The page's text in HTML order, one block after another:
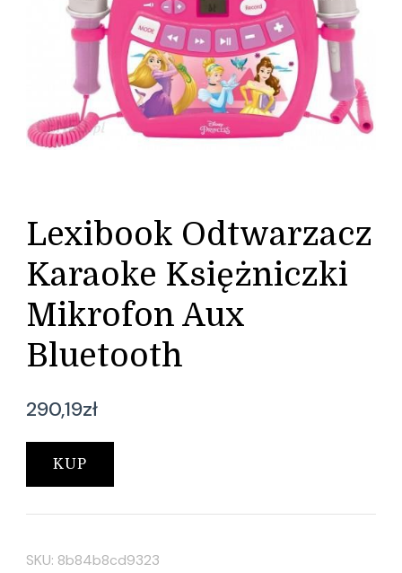
Lexibook Odtwarzacz
Karaoke Księżniczki
Mikrofon Aux
Bluetooth
290,19zł
KUP
SKU: 8b84b8cd9323